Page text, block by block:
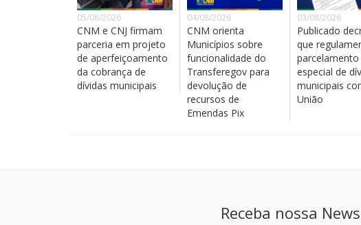
05/08/2026
CNM e CNJ firmam
parceria em projeto
de aperfeiçoamento
da cobrança de
dívidas municipais
04/08/2026
CNM orienta
Municípios sobre
funcionalidade do
Transferegov para
devolução de
recursos de
Emendas Pix
03/08/2026
Publicado
que
parcelamento
especial de
municipais
União
Receba nossa